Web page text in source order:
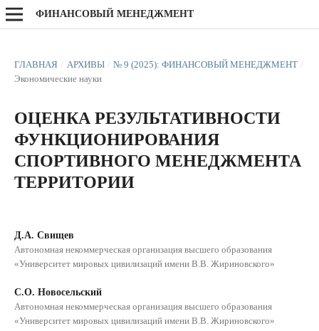
ФИНАНСОВЫЙ МЕНЕДЖМЕНТ
ГЛАВНАЯ / АРХИВЫ / № 9 (2025): ФИНАНСОВЫЙ МЕНЕДЖМЕНТ /
Экономические науки
ОЦЕНКА РЕЗУЛЬТАТИВНОСТИ
ФУНКЦИОНИРОВАНИЯ
СПОРТИВНОГО МЕНЕДЖМЕНТА
ТЕРРИТОРИИ
Д.А. Свищев
Автономная некоммерческая организация высшего образования
«Университет мировых цивилизаций имени В.В. Жириновского»
С.О. Новосельский
Автономная некоммерческая организация высшего образования
«Университет мировых цивилизаций имени В.В. Жириновского»